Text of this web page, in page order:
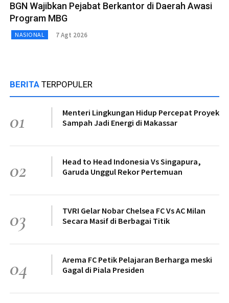
BGN Wajibkan Pejabat Berkantor di Daerah Awasi
Program MBG
NASIONAL 7 Agt 2026
BERITA TERPOPULER
01
Menteri Lingkungan Hidup Percepat Proyek
Sampah Jadi Energi di Makassar
02
Head to Head Indonesia Vs Singapura,
Garuda Unggul Rekor Pertemuan
03
TVRI Gelar Nobar Chelsea FC Vs AC Milan
Secara Masif di Berbagai Titik
04
Arema FC Petik Pelajaran Berharga meski
Gagal di Piala Presiden